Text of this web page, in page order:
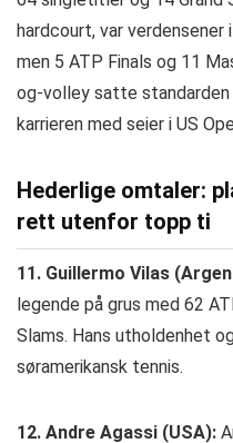
hardcourt, var verdensener
men 5 ATP Finals og 11
og-volley satte
karrieren med seier i US
Hederlige omtaler:
rett utenfor topp ti
11. Guillermo Vilas
legende på grus med 62
Slams. Hans utholdenhet
søramerikansk tennis.
12. Andre Agassi (USA):